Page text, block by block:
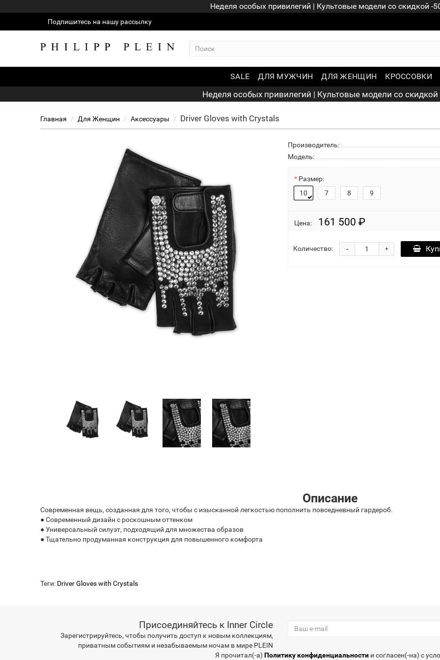
Неделя особых привилегий | Культовые модели со скидкой -
Подпишитесь на нашу рассылку
ДЛЯ МУЖЧИН ДЛЯ ЖЕНЩИН КРОССОВКИ
SALE
Неделя особых привилегий | Культовые модели со скидкой
Главная Для Женщин Аксессуары Driver Gloves with Crystals
Производитель:
Модель:
Размер:
10
7 8 9
Цена: 161 500 ₽
Количество: +
-
Описание
Современная вещь, созданная для того, чтобы с изысканной легкостью пополнить повседневный гардероб.
● Современный дизайн с роскошным оттенком
● Универсальный силуэт, подходящий для множества образов
● Тщательно продуманная конструкция для повышенного комфорта
Теги: Driver Gloves with Crystals
Присоединяйтесь к Inner Circle
Зарегистрируйтесь, чтобы получить доступ к новым коллекциям,
приватным событиям и незабываемым ночам в мире PLEIN
Я прочитал(-а)Политику конфиденциальности и согласен(-на) с